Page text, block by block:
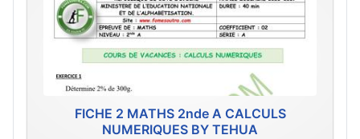
FICHE 2 MATHS 2nde A CALCULS
NUMERIQUES BY TEHUA